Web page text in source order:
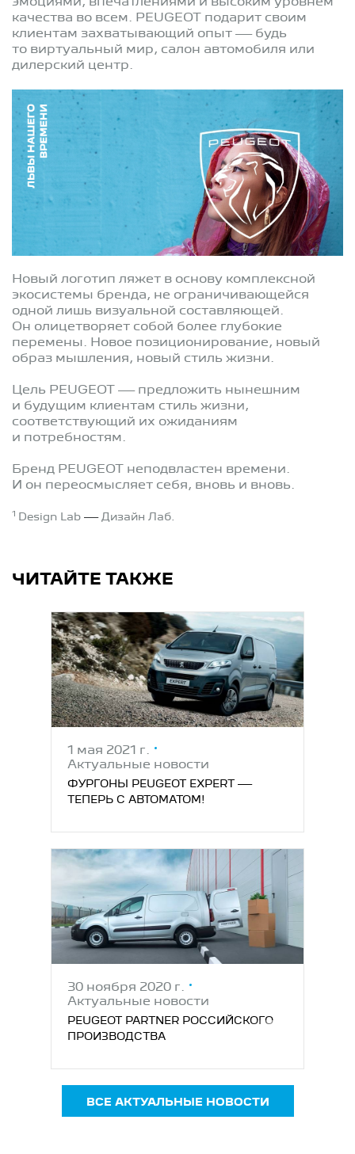
качества во всем. PEUGEOT подарит своим
клиентам захватывающий опыт — будь
то виртуальный мир, салон автомобиля или
дилерский центр.
Новый логотип ляжет в основу комплексной
экосистемы бренда, не ограничивающейся
одной лишь визуальной составляющей.
Он олицетворяет собой более глубокие
перемены. Новое позиционирование, новый
образ мышления, новый стиль жизни.
Цель PEUGEOT — предложить нынешним
и будущим клиентам стиль жизни,
соответствующий их ожиданиям
и потребностям.
Бренд PEUGEOT неподвластен времени.
И он переосмысляет себя, вновь и вновь.
1 Design Lab — Дизайн Лаб.
ЧИТАЙТЕ ТАКЖЕ
1 мая 2021 г.
Актуальные новости
ФУРГОНЫ PEUGEOT EXPERT —
ТЕПЕРЬ С АВТОМАТОМ!
30 ноября 2020 г.
Актуальные новости
PEUGEOT PARTNER РОССИЙСКОГО
ПРОИЗВОДСТВА
ВСЕ АКТУАЛЬНЫЕ НОВОСТИ